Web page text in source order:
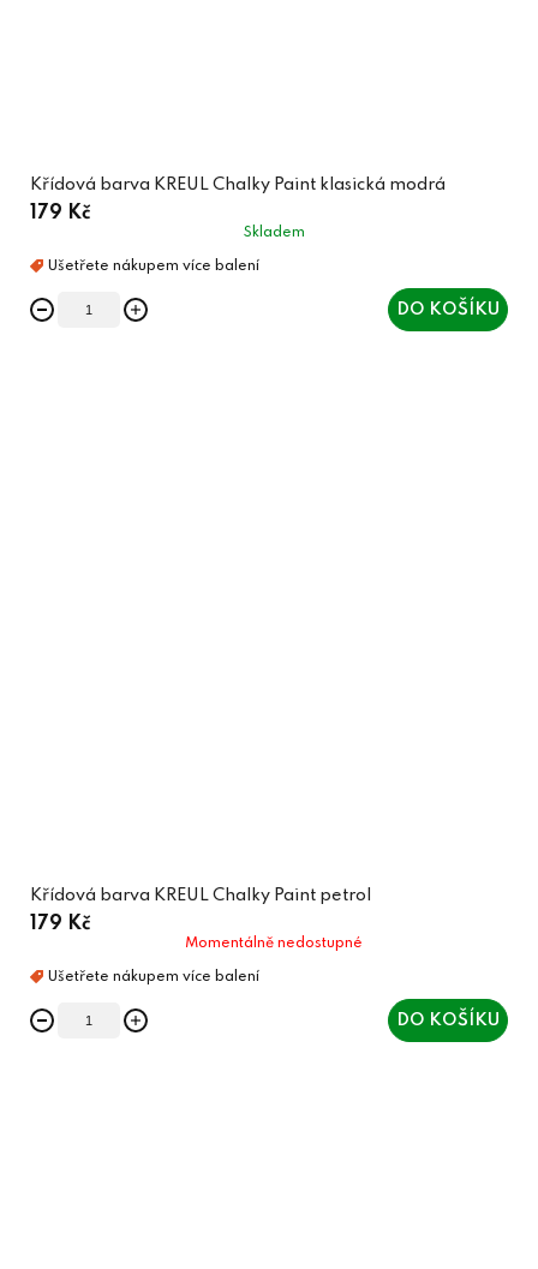
Křídová barva KREUL Chalky Paint klasická modrá
179 Kč
Skladem
DO KOŠÍKU
Křídová barva KREUL Chalky Paint petrol
179 Kč
Momentálně nedostupné
DO KOŠÍKU